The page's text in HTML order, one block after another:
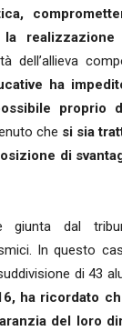
realizzazione
dell’allieva
ha
proprio
che si sia
di
giunta dal
In questo
di 43
ha ricordato
del loro